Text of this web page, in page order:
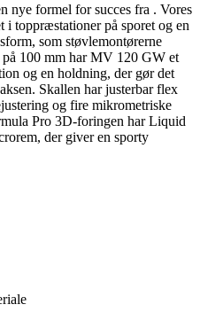
formel for succes fra . Vores
i toppræstationer på sporet og en
som støvlemontørerne
100 mm har MV 120 GW et
og en holdning, der gør det
Skallen har justerbar flex
og fire mikrometriske
Pro 3D-foringen har Liquid
der giver en sporty